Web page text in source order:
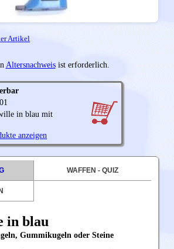
Artikel
Altersnachweisist erforderlich.
in blau mit
anzeigen
WAFFEN - QUIZ
in blau
Gummikugeln oder Steine